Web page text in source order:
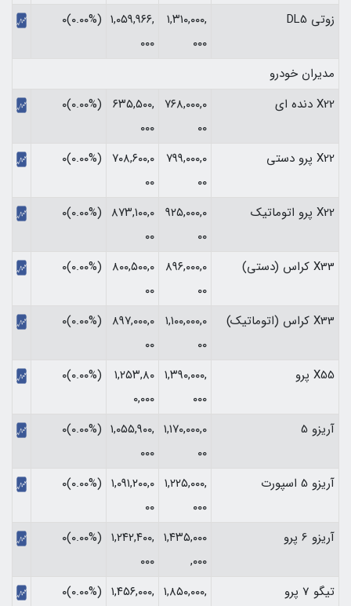
زوتی DL5
۱,۳۱۰,۰۰۰,
۰۰۰
۱,۰۵۹,۹۶۶,
۰۰۰
(۰.۰۰%)۰
مدیران خودرو
X22 دنده ای
۷۶۸,۰۰۰,۰
۰۰
۶۳۵,۵۰۰,
۰۰۰
(۰.۰۰%)۰
X22 پرو دستی
۷۹۹,۰۰۰,۰
۰۰
۷۰۸,۶۰۰,۰
۰۰
(۰.۰۰%)۰
X22 پرو اتوماتیک
۹۲۵,۰۰۰,۰
۰۰
۸۷۳,۱۰۰,۰
۰۰
(۰.۰۰%)۰
X33 کراس (دستی)
۸۹۶,۰۰۰,۰
۰۰
۸۰۰,۵۰۰,۰
۰۰
(۰.۰۰%)۰
X33 کراس (اتوماتیک)
۱,۱۰۰,۰۰۰,۰
۰۰
۸۹۷,۰۰۰,۰
۰۰
(۰.۰۰%)۰
X55 پرو
۱,۳۹۰,۰۰۰,
۰۰۰
۱,۲۵۳,۸۰
۰,۰۰۰
(۰.۰۰%)۰
آریزو 5
۱,۱۷۰,۰۰۰,۰
۰۰
۱,۰۵۵,۹۰۰,
۰۰۰
(۰.۰۰%)۰
آریزو 5 اسپورت
۱,۲۲۵,۰۰۰,
۰۰۰
۱,۰۹۱,۲۰۰,۰
۰۰
(۰.۰۰%)۰
آریزو 6 پرو
۱,۴۳۵,۰۰۰
,۰۰۰
۱,۲۴۲,۴۰۰,
۰۰۰
(۰.۰۰%)۰
تیگو 7 پرو ۱,۸۵۰,۰۰۰, ۱,۴۵۶,۰۰۰, (۰.۰۰%)۰